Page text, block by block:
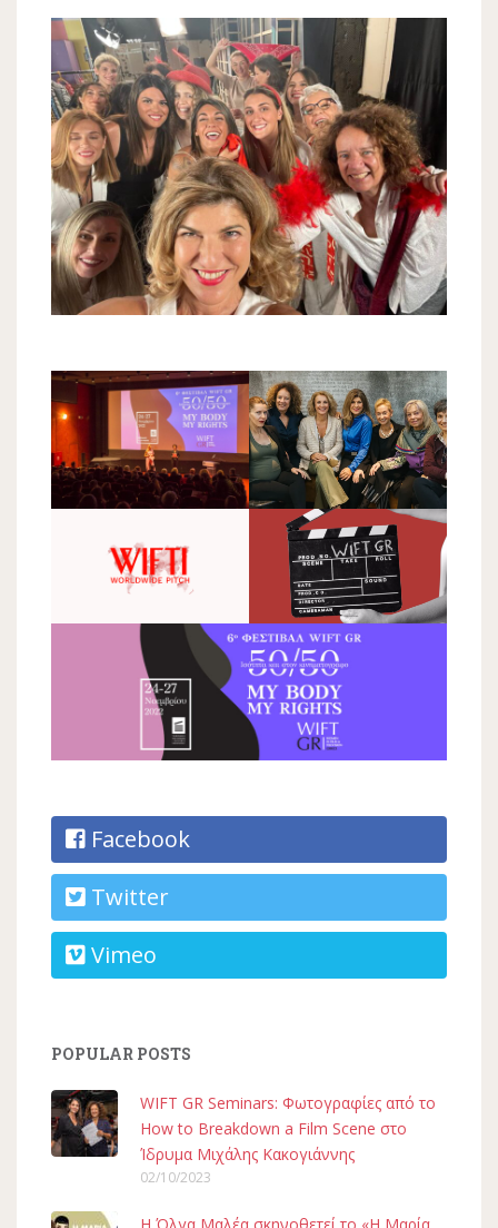
Facebook
Twitter
Vimeo
POPULAR POSTS
WIFT GR Seminars: Φωτογραφίες από το
How to Breakdown a Film Scene στο
Ίδρυμα Μιχάλης Κακογιάννης
02/10/2023